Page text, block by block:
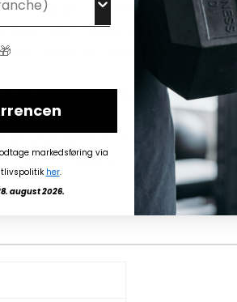
kunder går og drømmer om. Derfor
på turfen med eget logo, en speciel
hvis du har specielle ønsker til print.
for specialløsninger eller tilbud på køb ved
på gulvprodukter, da disse altid skal
i Them ved Silkeborg.
markedsføring via
her.
august 2026.